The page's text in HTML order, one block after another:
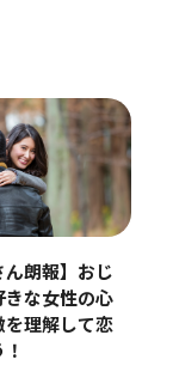
ん朗報】おじ
きな女性の心
を理解して恋